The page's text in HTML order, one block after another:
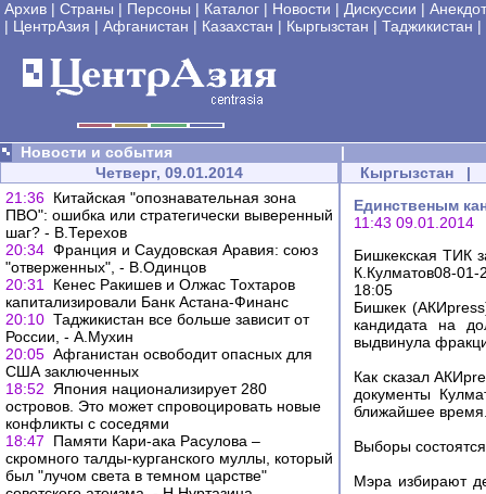
Архив | Страны | Персоны | Каталог | Новости | Дискуссии |
| ЦентрАзия | Афганистан | Казахстан | Кыргызстан | Таджикистан |
Новости и события
|
Четверг, 09.01.2014
21:36 Китайская "опознавательная зона
ПВО": ошибка или стратегически выверенный
шаг? - В.Терехов
20:34 Франция и Саудовская Аравия: союз
"отверженных", - В.Одинцов
20:31
Кенес Ракишев и Олжас Тохтаров
капитализировали Банк Астана-Финанс
20:10 Таджикистан все больше зависит от
России, - А.Мухин
20:05 Афганистан освободит опасных для
США заключенных
18:52
Япония национализирует 280
островов. Это может спровоцировать новые
конфликты с соседями
18:47
Памяти Кари-ака Расулова –
скромного талды-курганского муллы, который
был "лучом света в темном царстве"
Кыргызстан |
Единственым
11:43 09.01.2014
Бишкекская ТИК
К.Кулматов08-01-
18:05
Бишкек
кандидата на
выдвинула
Как сказал
документы
ближайшее
Выборы
Мэра избирают